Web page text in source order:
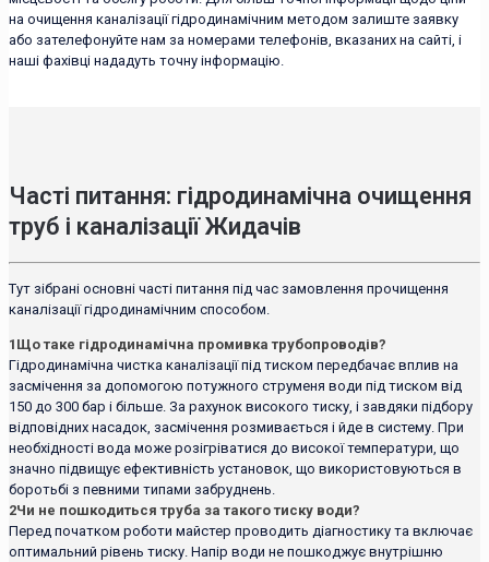
на очищення каналізації гідродинамічним методом залиште заявку
або зателефонуйте нам за номерами телефонів, вказаних на сайті, і
наші фахівці нададуть точну інформацію.
Часті питання: гідродинамічна очищення
труб і каналізації Жидачів
Тут зібрані основні часті питання під час замовлення прочищення
каналізації гідродинамічним способом.
1 Що таке гідродинамічна промивка трубопроводів?
Гідродинамічна чистка каналізації під тиском передбачає вплив на
засмічення за допомогою потужного струменя води під тиском від
150 до 300 бар і більше. За рахунок високого тиску, і завдяки підбору
відповідних насадок, засмічення розмивається і йде в систему. При
необхідності вода може розігріватися до високої температури, що
значно підвищує ефективність установок, що використовуються в
боротьбі з певними типами забруднень.
2Чи не пошкодиться труба за такого тиску води?
Перед початком роботи майстер проводить діагностику та включає
оптимальний рівень тиску. Напір води не пошкоджує внутрішню